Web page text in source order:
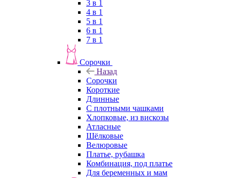
3 в 1
4 в 1
5 в 1
6 в 1
7 в 1
Сорочки
Назад
Сорочки
Короткие
Длинные
С плотными чашками
Хлопковые, из вискозы
Атласные
Шёлковые
Велюровые
Платье, рубашка
Комбинация, под платье
Для беременных и мам